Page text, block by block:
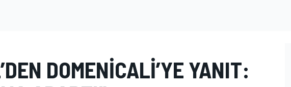
DOMENICALI’YE YANIT: